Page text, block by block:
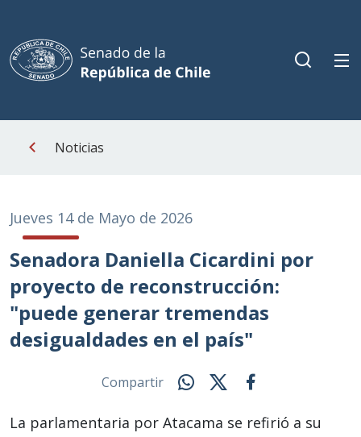
Noticias
Jueves 14 de Mayo de 2026
Senadora Daniella Cicardini por
proyecto de reconstrucción:
"puede generar tremendas
desigualdades en el país"
Compartir
La parlamentaria por Atacama se refirió a su